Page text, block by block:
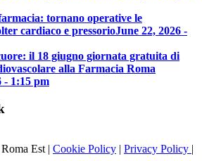
tornano operative le
cardiaco e pressorioJune 22, 2026 -
il 18 giugno giornata gratuita di
alla Farmacia Roma
- 1:15 pm
Est | Cookie Policy | Privacy Policy |